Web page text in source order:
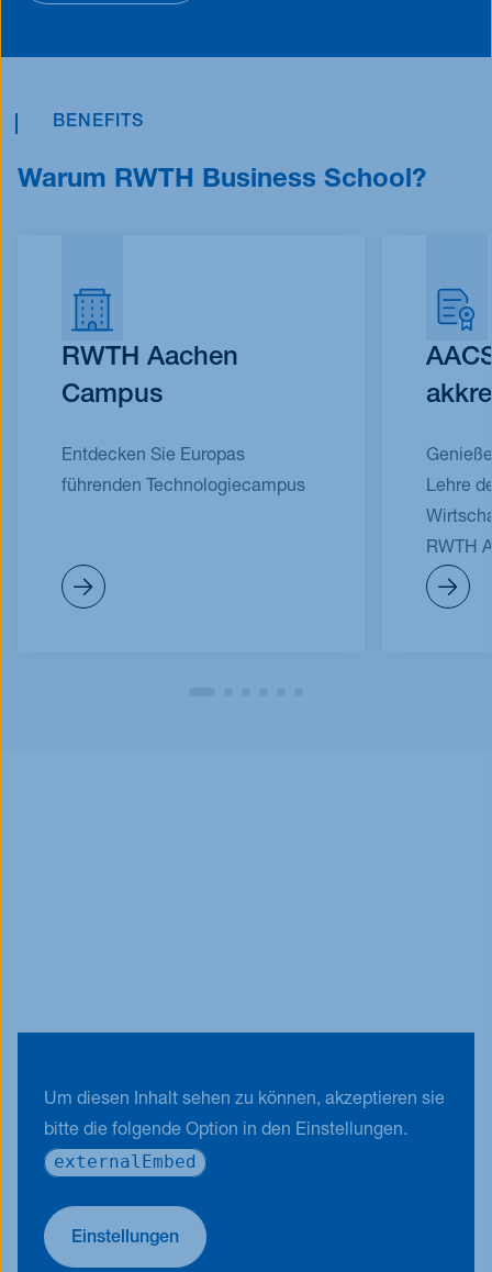
BENEFITS
Warum RWTH Business School?
RWTH Aachen
Campus
Entdecken Sie Europas
führenden Technologiecampus
Lehre
RWTH
Um diesen Inhalt sehen zu können, akzeptieren sie
bitte die folgende Option in den Einstellungen.
externalEmbed
Einstellungen